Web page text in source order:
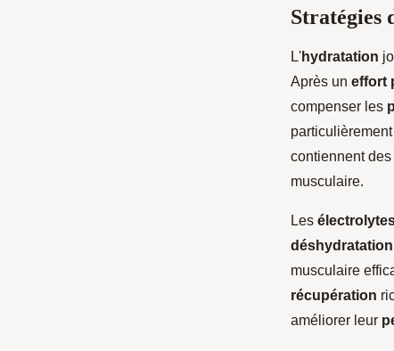
Stratégies
L'hydratation
Après un effort
compenser les
contiennent des
musculaire.
Les
déshydratation
musculaire
récupération
améliorer leur